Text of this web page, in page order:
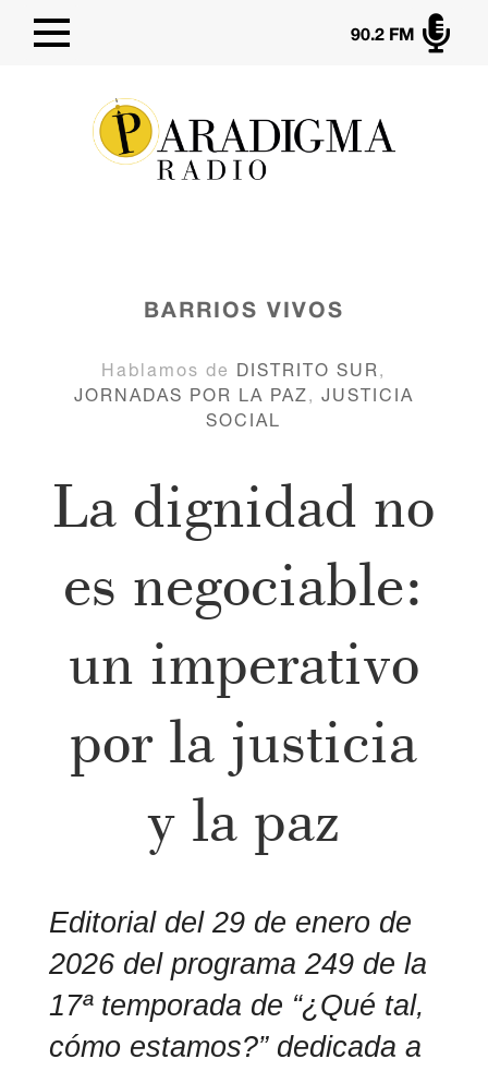

90.2 FM
BARRIOS VIVOS
Hablamos de DISTRITO SUR ,
JORNADAS POR LA PAZ, JUSTICIA
SOCIAL
La dignidad no
es negociable:
un imperativo
por la justicia
y la paz
Editorial del 29 de enero de
2026 del programa 249 de la
17ª temporada de “¿Qué tal,
cómo estamos?” dedicada a